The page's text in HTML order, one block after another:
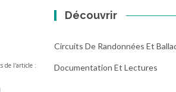
de l'article :
Découvrir
Circuits De Randonnées Et
Documentation Et Lectures